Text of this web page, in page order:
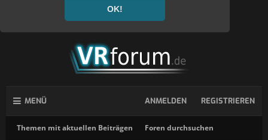
OK!
MENÜ
Themen mit aktuellen Beiträgen Foren durchsuchen
ANMELDEN REGISTRIEREN